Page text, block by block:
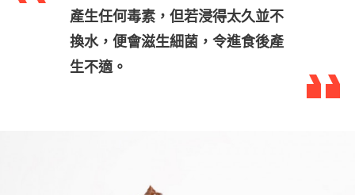
產生任何毒素，但若浸得太久並不
換水，便會滋生細菌，令進食後產
生不適。